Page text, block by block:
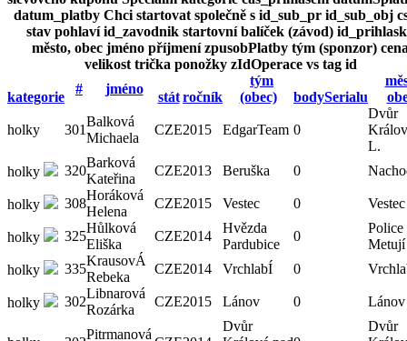
datum_platby Chci startovat společně s id_sub_pr id_sub_obj
stav pohlaví id_zavodnik startovní balíček (závod)
město, obec jméno příjmení zpusobPlatby tým (sponzor)
velikost trička ponožky zIdOperace vs tag id
kategorie
# jméno
stát ročník
tým
(obec)
bodySerialu
holky 301
Balková
Michaela
CZE2015 EdgarTeam 0
Dvůr
L.
holky
320
Barková
Kateřina
CZE2013 Beruška 0
holky 308
Horáková
Helena
CZE2015 Vestec 0 Vestec
holky 325
Hůlková
Eliška
CZE2014
Hvězda
Pardubice
0
Police
Metují
holky
335
KrausovÁ
Rebeka
CZE2014 VrchlabÍ 0
holky 302
Libnarová
Rozárka
CZE2015 Lánov 0 Lánov
Pitrmanová
Dvůr
Dvůr